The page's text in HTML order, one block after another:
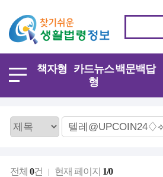
책자형
카드뉴스
형
백문백답
전체 0건 현재 페이지 1/0